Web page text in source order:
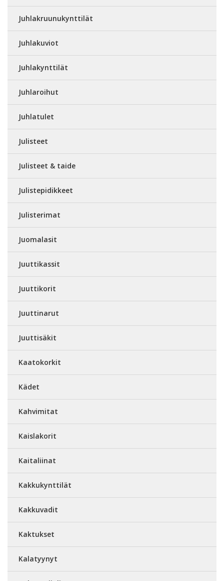
Juhlakruunukynttilät
Juhlakuviot
Juhlakynttilät
Juhlaroihut
Juhlatulet
Julisteet
Julisteet & taide
Julistepidikkeet
Julisterimat
Juomalasit
Juuttikassit
Juuttikorit
Juuttinarut
Juuttisäkit
Kaatokorkit
Kädet
Kahvimitat
Kaislakorit
Kaitaliinat
Kakkukynttilät
Kakkuvadit
Kaktukset
Kalatyynyt